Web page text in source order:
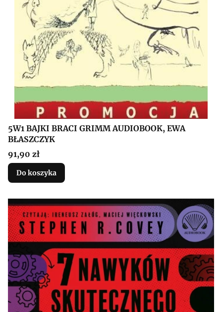
5W1 BAJKI BRACI GRIMM AUDIOBOOK, EWA
BŁASZCZYK
Cena
91,90 zł
Do koszyka